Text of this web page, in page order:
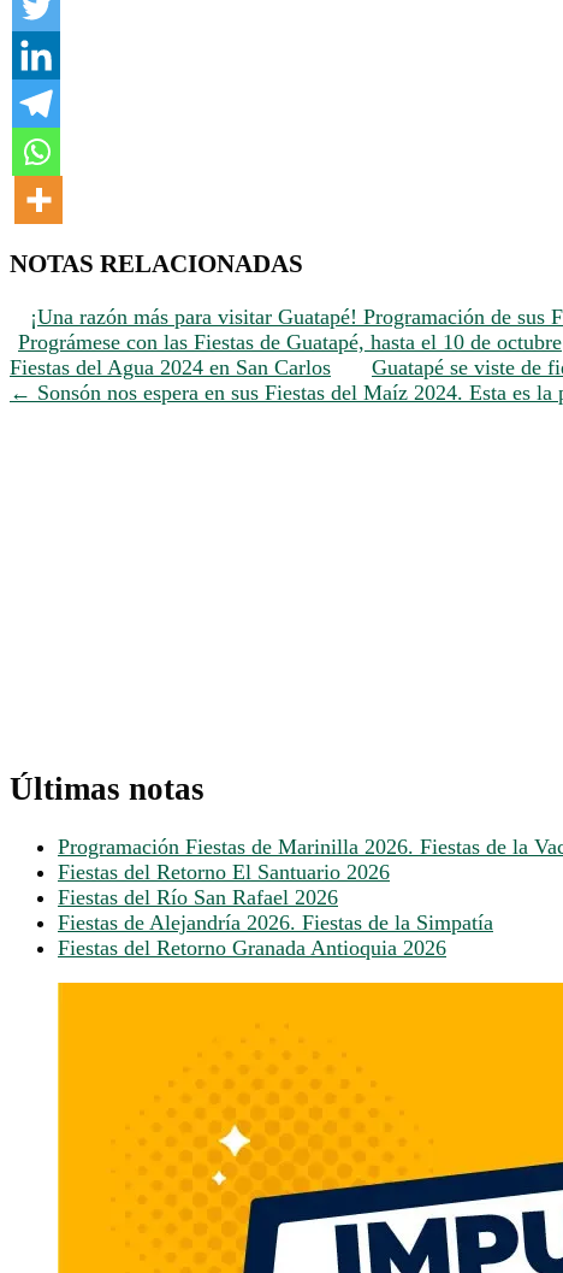
NOTAS RELACIONADAS
¡Una razón más para visitar Guatapé! Programación de sus
Prográmese con las Fiestas de Guatapé, hasta el 10 de octubre
Fiestas del Agua 2024 en San Carlos
Guatapé se viste de
← Sonsón nos espera en sus Fiestas del Maíz 2024. Esta es la
Últimas notas
Programación Fiestas de Marinilla 2026. Fiestas de la
Fiestas del Retorno El Santuario 2026
Fiestas del Río San Rafael 2026
Fiestas de Alejandría 2026. Fiestas de la Simpatía
Fiestas del Retorno Granada Antioquia 2026